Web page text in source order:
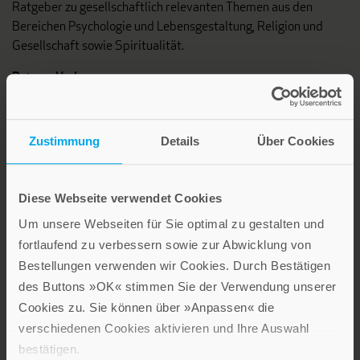
Zustimmung Details Über Cookies
Diese Webseite verwendet Cookies
Um unsere Webseiten für Sie optimal zu gestalten und
fortlaufend zu verbessern sowie zur Abwicklung von
Bestellungen verwenden wir Cookies. Durch Bestätigen
des Buttons »OK« stimmen Sie der Verwendung unserer
Cookies zu. Sie können über »Anpassen« die
verschiedenen Cookies aktivieren und Ihre Auswahl
bestätigen.
Ratgeber zu gesellschaftlich relevanten Themen aus den
Bereichen Psychologie und Lebensgestaltung, Religion und
Gesellschaft sowie Spiritualität.
Patmos Verlag
Lebensfreude in farbenfroher Gestaltung: Persönliche
Geschenke mit wohltuenden Inspirationen. Irische
Segenswünsche und Geschenkbücher zum Thema älter
werden. Grußkarten für Geburtstage, zur Ermutigung, zu Trost
Verlag am Eschbach